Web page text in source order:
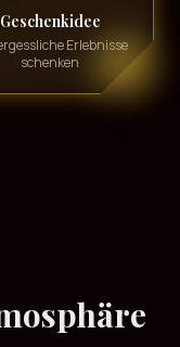
Geschenkidee
Erlebnisse
schenken